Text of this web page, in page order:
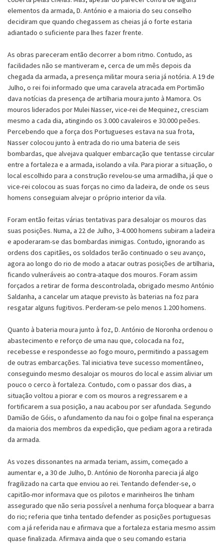
elementos da armada, D. António e a maioria do seu conselho
decidiram que quando chegassem as cheias já o forte estaria
adiantado o suficiente para lhes fazer frente.
As obras pareceram então decorrer a bom ritmo. Contudo, as
facilidades não se mantiveram e, cerca de um mês depois da
chegada da armada, a presença militar moura seria já notória. A 19 de
Julho, o rei foi informado que uma caravela atracada em Portimão
dava notícias da presença de artilharia moura junto à Mamora. Os
mouros liderados por Mulei Nasser, vice-rei de Mequinez, cresciam
mesmo a cada dia, atingindo os 3.000 cavaleiros e 30.000 peões.
Percebendo que a força dos Portugueses estava na sua frota,
Nasser colocou junto à entrada do rio uma bateria de seis
bombardas, que alvejava qualquer embarcação que tentasse circular
entre a fortaleza e a armada, isolando a vila. Para piorar a situação, o
local escolhido para a construção revelou-se uma armadilha, já que o
vice-rei colocou as suas forças no cimo da ladeira, de onde os seus
homens conseguiam alvejar o próprio interior da vila.
Foram então feitas várias tentativas para desalojar os mouros das
suas posições. Numa, a 22 de Julho, 3-4.000 homens subiram a ladeira
e apoderaram-se das bombardas inimigas. Contudo, ignorando as
ordens dos capitães, os soldados terão continuado o seu avanço,
agora ao longo do rio de modo a atacar outras posições de artilharia,
ficando vulneráveis ao contra-ataque dos mouros. Foram assim
forçados a retirar de forma descontrolada, obrigado mesmo António
Saldanha, a cancelar um ataque previsto às baterias na foz para
resgatar alguns fugitivos. Perderam-se pelo menos 1.200 homens.
Quanto à bateria moura junto à foz, D. António de Noronha ordenou o
abastecimento e reforço de uma nau que, colocada na foz,
recebesse e respondesse ao fogo mouro, permitindo a passagem
de outras embarcações. Tal iniciativa teve sucesso momentâneo,
conseguindo mesmo desalojar os mouros do local e assim aliviar um
pouco o cerco à fortaleza. Contudo, com o passar dos dias, a
situação voltou a piorar e com os mouros a regressarem e a
fortificarem a sua posição, a nau acabou por ser afundada. Segundo
Damião de Góis, o afundamento da nau foi o golpe final na esperança
da maioria dos membros da expedição, que pediam agora a retirada
da armada.
As vozes dissonantes na armada teriam, assim, começado a
aumentar e, a 30 de Julho, D. António de Noronha parecia já algo
fragilizado na carta que enviou ao rei. Tentando defender-se, o
capitão-mor informava que os pilotos e marinheiros lhe tinham
assegurado que não seria possível a nenhuma força bloquear a barra
do rio; referia que tinha tentado defender as posições portuguesas
com a já referida nau e afirmava que a fortaleza estaria mesmo assim
quase finalizada. Afirmava ainda que o seu comando estaria